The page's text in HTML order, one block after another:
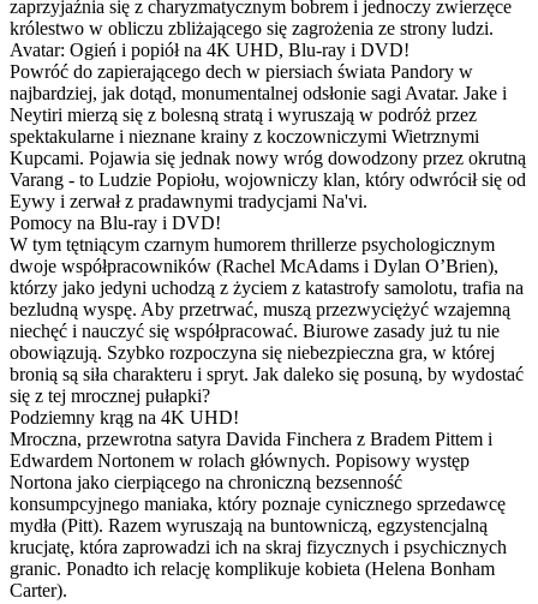
zaprzyjaźnia się z charyzmatycznym bobrem i jednoczy zwierzęce
królestwo w obliczu zbliżającego się zagrożenia ze strony ludzi.
Avatar: Ogień i popiół na 4K UHD, Blu-ray i DVD!
Powróć do zapierającego dech w piersiach świata Pandory w
najbardziej, jak dotąd, monumentalnej odsłonie sagi Avatar. Jake i
Neytiri mierzą się z bolesną stratą i wyruszają w podróż przez
spektakularne i nieznane krainy z koczowniczymi Wietrznymi
Kupcami. Pojawia się jednak nowy wróg dowodzony przez okrutną
Varang - to Ludzie Popiołu, wojowniczy klan, który odwrócił się od
Eywy i zerwał z pradawnymi tradycjami Na'vi.
Pomocy na Blu-ray i DVD!
W tym tętniącym czarnym humorem thrillerze psychologicznym
dwoje współpracowników (Rachel McAdams i Dylan O’Brien),
którzy jako jedyni uchodzą z życiem z katastrofy samolotu, trafia na
bezludną wyspę. Aby przetrwać, muszą przezwyciężyć wzajemną
niechęć i nauczyć się współpracować. Biurowe zasady już tu nie
obowiązują. Szybko rozpoczyna się niebezpieczna gra, w której
bronią są siła charakteru i spryt. Jak daleko się posuną, by wydostać
się z tej mrocznej pułapki?
Podziemny krąg na 4K UHD!
Mroczna, przewrotna satyra Davida Finchera z Bradem Pittem i
Edwardem Nortonem w rolach głównych. Popisowy występ
Nortona jako cierpiącego na chroniczną bezsenność
konsumpcyjnego maniaka, który poznaje cynicznego sprzedawcę
mydła (Pitt). Razem wyruszają na buntowniczą, egzystencjalną
krucjatę, która zaprowadzi ich na skraj fizycznych i psychicznych
granic. Ponadto ich relację komplikuje kobieta (Helena Bonham
Carter).